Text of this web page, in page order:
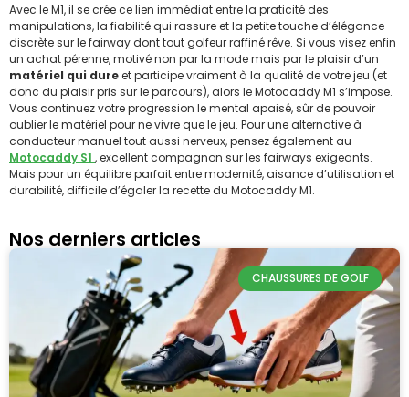
Avec le M1, il se crée ce lien immédiat entre la praticité des
manipulations, la fiabilité qui rassure et la petite touche d’élégance
discrète sur le fairway dont tout golfeur raffiné rêve. Si vous visez enfin
un achat pérenne, motivé non par la mode mais par le plaisir d’un
matériel qui dureet participe vraiment à la qualité de votre jeu (et
donc du plaisir pris sur le parcours), alors le Motocaddy M1 s’impose.
Vous continuez votre progression le mental apaisé, sûr de pouvoir
oublier le matériel pour ne vivre que le jeu. Pour une alternative à
conducteur manuel tout aussi nerveux, pensez également au
Motocaddy S1 , excellent compagnon sur les fairways exigeants.
Mais pour un équilibre parfait entre modernité, aisance d’utilisation et
durabilité, difficile d’égaler la recette du Motocaddy M1.
Nos derniers articles
CHAUSSURES DE GOLF